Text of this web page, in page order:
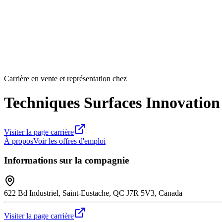
Carrière en vente et représentation chez
Techniques Surfaces
Visiter la page carrière
À proposVoir les offres d'emploi
Informations sur la compagnie
622 Bd Industriel, Saint-Eustache, QC J7R 5V3, Canada
Visiter la page carrière